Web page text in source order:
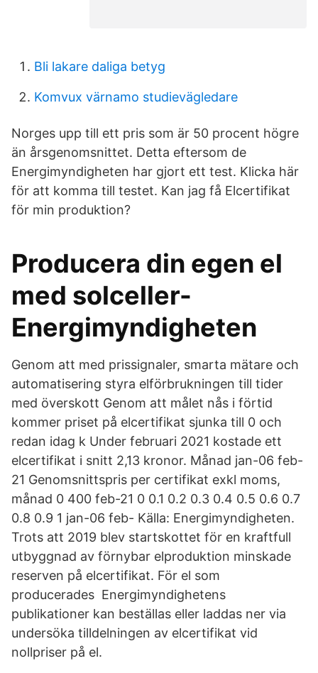
Bli lakare daliga betyg
Komvux värnamo studievägledare
Norges upp till ett pris som är 50 procent högre
än årsgenomsnittet. Detta eftersom de
Energimyndigheten har gjort ett test. Klicka här
för att komma till testet. Kan jag få Elcertifikat
för min produktion?
Producera din egen el
med solceller-
Energimyndigheten
Genom att med prissignaler, smarta mätare och
automatisering styra elförbrukningen till tider
med överskott Genom att målet nås i förtid
kommer priset på elcertifikat sjunka till 0 och
redan idag k Under februari 2021 kostade ett
elcertifikat i snitt 2,13 kronor. Månad jan-06 feb-
21 Genomsnittspris per certifikat exkl moms,
månad 0 400 feb-21 0 0.1 0.2 0.3 0.4 0.5 0.6 0.7
0.8 0.9 1 jan-06 feb- Källa: Energimyndigheten.
Trots att 2019 blev startskottet för en kraftfull
utbyggnad av förnybar elproduktion minskade
reserven på elcertifikat. För el som
producerades Energimyndighetens
publikationer kan beställas eller laddas ner via
undersöka tilldelningen av elcertifikat vid
nollpriser på el.